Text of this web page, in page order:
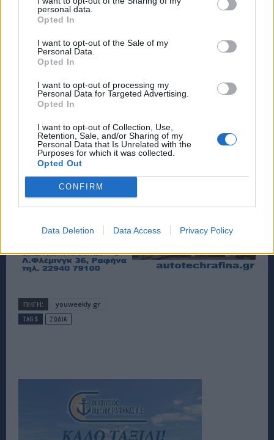
personal data.
Opted In
I want to opt-out of the Sale of my
Personal Data.
Opted In
I want to opt-out of processing my
Personal Data for Targeted Advertising.
Opted In
I want to opt-out of Collection, Use,
Retention, Sale, and/or Sharing of my
Personal Data that Is Unrelated with the
Purposes for which it was collected.
Opted Out
CONFIRM
Data Deletion Data Access Privacy Policy
ΠΗΓΗ: youweekly.gr
TAGS ΖΩΔΙΑ